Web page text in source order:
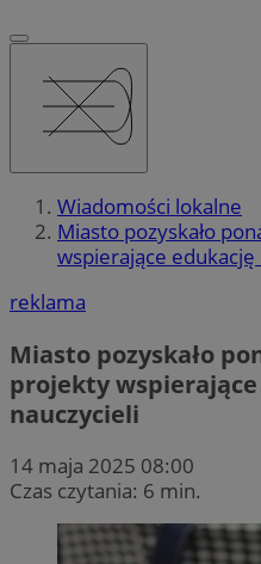
Wiadomości lokalne
Miasto pozyskało
wspierające
reklama
Miasto pozyskało
projekty
nauczycieli
14 maja 2025 08:00
Czas czytania: 6 min.